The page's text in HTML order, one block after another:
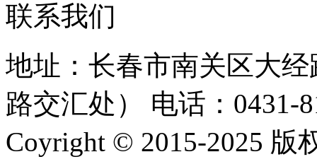
联系我们
地址：长春市南关区大
路交汇处）
电话：0431-
Coyright © 2015-2025 版